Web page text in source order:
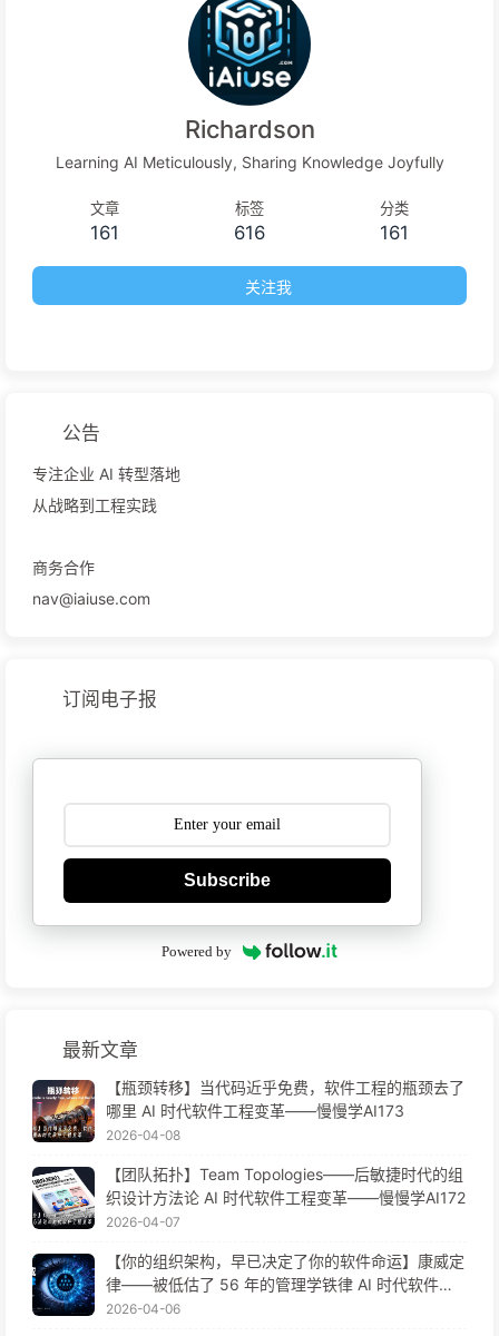
Richardson
Learning AI Meticulously, Sharing Knowledge Joyfully
文章
161
标签
616
分类
161
关注我
公告
专注企业 AI 转型落地
从战略到工程实践
商务合作
nav@iaiuse.com
订阅电子报
Subscribe
Powered by
最新文章
【瓶颈转移】当代码近乎免费，软件工程的瓶颈去了
哪里 AI 时代软件工程变革——慢慢学AI173
2026-04-08
【团队拓扑】Team Topologies——后敏捷时代的组
织设计方法论 AI 时代软件工程变革——慢慢学AI172
2026-04-07
【你的组织架构，早已决定了你的软件命运】康威定
律——被低估了 56 年的管理学铁律 AI 时代软件工
程变革——慢慢学AI171
2026-04-06